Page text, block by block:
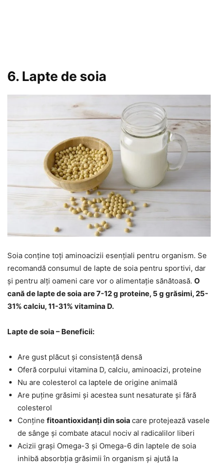
6. Lapte de soia
Soia conține toți aminoacizii esențiali pentru organism. Se
recomandă consumul de lapte de soia pentru sportivi, dar
și pentru alți oameni care vor o alimentație sănătoasă. O
cană de lapte de soia are 7-12 g proteine, 5 g grăsimi, 25-
31% calciu, 11-31% vitamina D.
Lapte de soia – Beneficii:
Are gust plăcut și consistență densă
Oferă corpului vitamina D, calciu, aminoacizi, proteine
Nu are colesterol ca laptele de origine animală
Are puține grăsimi și acestea sunt nesaturate și fără
colesterol
Conține fitoantioxidanți din soia care protejează vasele
de sânge și combate atacul nociv al radicalilor liberi
Acizii grași Omega-3 și Omega-6 din laptele de soia
inhibă absorbția grăsimii în organism și ajută la